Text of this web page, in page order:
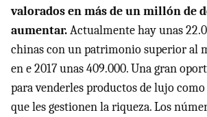
valorados en más de un millón de
aumentar.Actualmente hay unas
chinas con un patrimonio superior al
en e 2017 unas 409.000. Una gran
para venderles productos de lujo
que les gestionen la riqueza. Los